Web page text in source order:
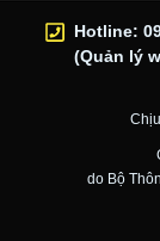
Hotline:
(Quản lý
do Bộ